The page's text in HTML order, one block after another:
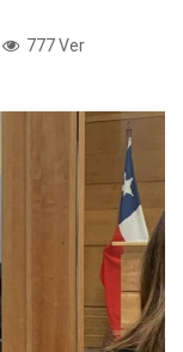
777 Ver